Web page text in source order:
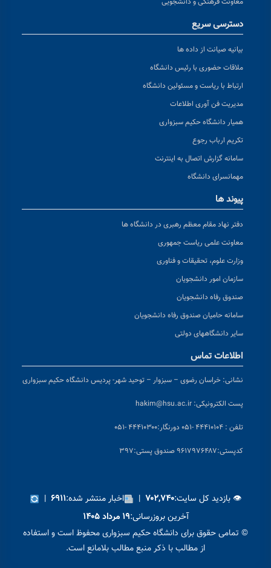
دسترسی سریع
بیانیه صیانت از داده ها
ملاقات حضوری با رئیس دانشگاه
ارتباط با ریاست و مسئولین دانشگاه
مدیریت فن آوری اطلاعات
همیار دانشگاه حکیم سبزواری
تکریم ارباب رجوع
سامانه گزارش اتصال به اینترنت
مهمانسرای دانشگاه
پیوند ها
دفتر نهاد مقام معظم رهبری در دانشگاه ها
معاونت علمی ریاست جمهوری
وزارت علوم، تحقیقات و فناوری
سازمان امور دانشجویان
صندوق رفاه دانشجویان
سامانه حامیان صندوق رفاه دانشجویان
سایر دانشگاههای دولتی
اطلاعات تماس
نشانی:خراسان رضوی – سبزوار – توحید شهر- پردیس دانشگاه حکیم سبزواری
پست الکترونیکی:hakim@hsu.ac.ir
تلفن : ۴۴۴۱۰۱۰۴ -۰۵۱ دورنگار:۴۴۴۱۰۳۰۰ -۰۵۱
کدپستی:۹۶۱۷۹۷۶۴۸۷ صندوق پستی:۳۹۷
👁 بازدید کل سایت:۷۰۲,۷۴۰| اخبار منتشر شده:۶۹۱۱|
آخرین بروزرسانی:۱۹ مرداد ۱۴۰۵
© تمامی حقوق برای دانشگاه حکیم سبزواری محفوظ است و استفاده
از مطالب با ذکر منبع مطالب بلامانع است.